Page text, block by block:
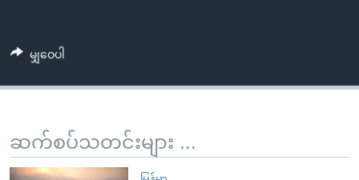
မျှဝေပါ
ဆက်စပ်သတင်းများ ...